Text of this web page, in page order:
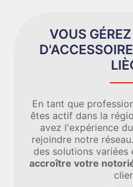
VOUS
En tant que
êtes actif dans la
avez l'expérience
rejoindre notre
des solutions variées
accroître votre